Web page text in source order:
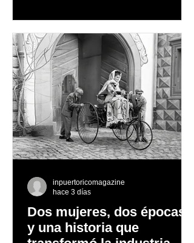
nevados en las montañas
Dos mujeres, dos épocas
y una historia que
inpuertoricomagazine
hace 3 días